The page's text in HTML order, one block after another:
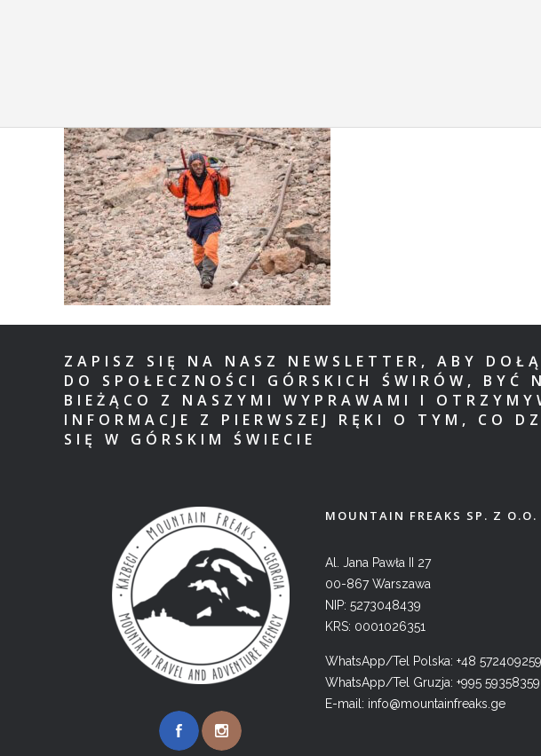
ZAPISZ SIĘ NA NASZ NEWSLETTER, ABY
DO SPOŁECZNOŚCI GÓRSKICH ŚWIRÓW, BYĆ
BIEŻĄCO Z NASZYMI WYPRAWAMI I
INFORMACJE Z PIERWSZEJ RĘKI O TYM, CO
SIĘ W GÓRSKIM ŚWIECIE
MOUNTAIN FREAKS SP. Z O.O.
Al. Jana Pawła II 27
00-867 Warszawa
NIP: 5273048439
KRS: 0001026351
WhatsApp/Tel Polska: +48 572409259
WhatsApp/Tel Gruzja: +995
E-mail: info@mountainfreaks.ge